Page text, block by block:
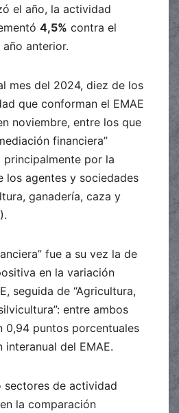
el año, la actividad
4,5% contra el
anterior.
mes del 2024, diez de los
que conforman el EMAE
noviembre, entre los que
financiera”
principalmente por la
los agentes y sociedades
ganadería, caza y
fue a su vez la de
en la variación
seguida de “Agricultura,
entre ambos
0,94 puntos porcentuales
del EMAE.
sectores de actividad
la comparación